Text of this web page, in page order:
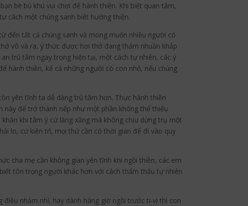
bè bù khú vui chơi để hành thiền. Khi biết quan tâm,
cách một chúng sanh biết hướng thiện.
đến tất cả chúng sanh và mong muốn nhiều người có
vô và ra, ý thức được hơi thở đang thấm nhuần khắp
trú tâm ngay trong hiện tại, một cách tự nhiên, các ý
hành thiền, kể cả những người có con nhỏ, nếu chúng
yên tĩnh ta dễ dàng trú tâm hơn. Thực hành thiền
để trở thành nếp như một phần không thể thiếu
khi tâm ý cứ lăng xăng mà không chịu dừng trụ một
lo, cứ kiên trì, mọi thứ cần có thời gian để đi vào quy
cha mẹ cần không gian yên tĩnh khi ngồi thiền, các em
tôn trọng người khác hơn với cách thẩm thấu tự nhiên
nhảm nhí, hay dành hàng giờ ngồi trước ti-vi thì con